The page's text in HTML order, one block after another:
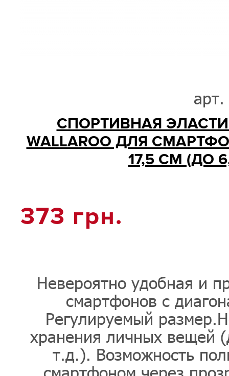
СПОРТИВНАЯ
WALLAROO ДЛЯ
17,5 СМ (ДО
373 грн.
Невероятно удобная и
смартфонов с
Регулируемый
хранения личных вещей
т.д.). Возможность
смартфоном через